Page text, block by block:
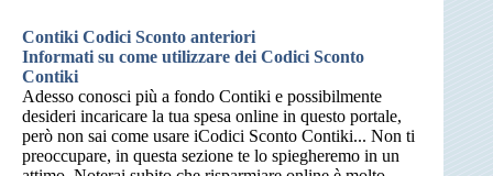
Contiki Codici Sconto anteriori
Informati su come utilizzare dei Codici Sconto
Contiki
Adesso conosci più a fondo Contiki e possibilmente
desideri incaricare la tua spesa online in questo portale,
però non sai come usare iCodici Sconto Contiki... Non ti
preoccupare, in questa sezione te lo spiegheremo in un